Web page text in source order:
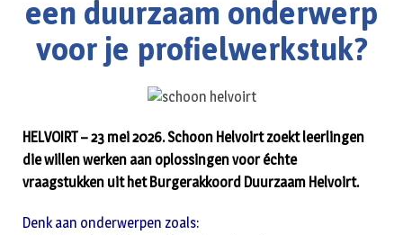
een duurzaam onderwerp
voor je profielwerkstuk?
HELVOIRT – 23 mei 2026. Schoon Helvoirt zoekt leerlingen
die willen werken aan oplossingen voor échte
vraagstukken uit het Burgerakkoord Duurzaam Helvoirt.
Denk aan onderwerpen zoals: